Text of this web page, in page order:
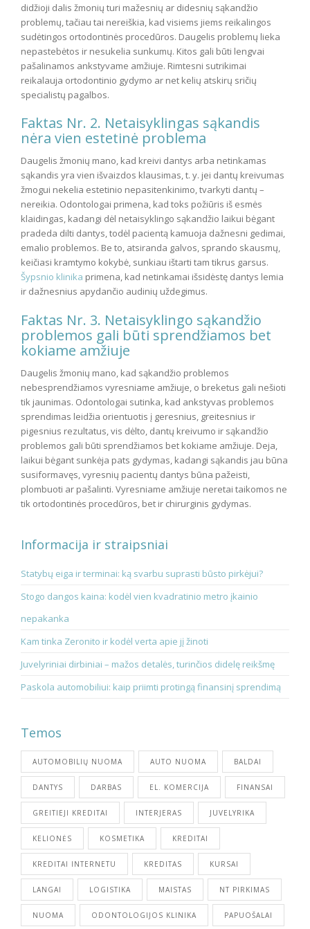
didžioji dalis žmonių turi mažesnių ar didesnių sąkandžio
problemų, tačiau tai nereiškia, kad visiems jiems reikalingos
sudėtingos ortodontinės procedūros. Daugelis problemų lieka
nepastebėtos ir nesukelia sunkumų. Kitos gali būti lengvai
pašalinamos ankstyvame amžiuje. Rimtesni sutrikimai
reikalauja ortodontinio gydymo ar net kelių atskirų sričių
specialistų pagalbos.
Faktas Nr. 2. Netaisyklingas sąkandis
nėra vien estetinė problema
Daugelis žmonių mano, kad kreivi dantys arba netinkamas
sąkandis yra vien išvaizdos klausimas, t. y. jei dantų kreivumas
žmogui nekelia estetinio nepasitenkinimo, tvarkyti dantų –
nereikia. Odontologai primena, kad toks požiūris iš esmės
klaidingas, kadangi dėl netaisyklingo sąkandžio laikui bėgant
pradeda dilti dantys, todėl pacientą kamuoja dažnesni gedimai,
emalio problemos. Be to, atsiranda galvos, sprando skausmų,
keičiasi kramtymo kokybė, sunkiau ištarti tam tikrus garsus.
Šypsnio klinika primena, kad netinkamai išsidėstę dantys lemia
ir dažnesnius apydančio audinių uždegimus.
Faktas Nr. 3. Netaisyklingo sąkandžio
problemos gali būti sprendžiamos bet
kokiame amžiuje
Daugelis žmonių mano, kad sąkandžio problemos
nebesprendžiamos vyresniame amžiuje, o breketus gali nešioti
tik jaunimas. Odontologai sutinka, kad ankstyvas problemos
sprendimas leidžia orientuotis į geresnius, greitesnius ir
pigesnius rezultatus, vis dėlto, dantų kreivumo ir sąkandžio
problemos gali būti sprendžiamos bet kokiame amžiuje. Deja,
laikui bėgant sunkėja pats gydymas, kadangi sąkandis jau būna
susiformavęs, vyresnių pacientų dantys būna pažeisti,
plombuoti ar pašalinti. Vyresniame amžiuje neretai taikomos ne
tik ortodontinės procedūros, bet ir chirurginis gydymas.
Informacija ir straipsniai
Statybų eiga ir terminai: ką svarbu suprasti būsto pirkėjui?
Stogo dangos kaina: kodėl vien kvadratinio metro įkainio
nepakanka
Kam tinka Zeronito ir kodėl verta apie jį žinoti
Juvelyriniai dirbiniai – mažos detalės, turinčios didelę reikšmę
Paskola automobiliui: kaip priimti protingą finansinį sprendimą
Temos
AUTOMOBILIŲ NUOMA AUTO NUOMA BALDAI
DANTYS DARBAS EL. KOMERCIJA FINANSAI
GREITIEJI KREDITAI INTERJERAS JUVELYRIKA
KELIONĖS KOSMETIKA KREDITAI
KREDITAI INTERNETU KREDITAS KURSAI
LANGAI LOGISTIKA MAISTAS NT PIRKIMAS
NUOMA ODONTOLOGIJOS KLINIKA PAPUOŠALAI